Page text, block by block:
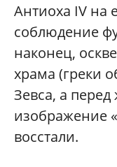
Антиоха IV на
соблюдение
наконец,
храма (греки
Зевса, а
изображение
восстали.